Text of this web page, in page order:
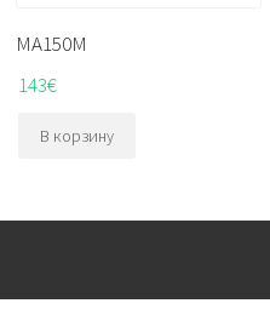
MA150M
143€
В корзину